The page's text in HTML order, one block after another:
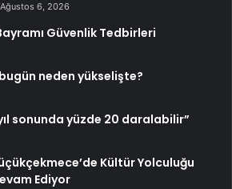
Ağustos 6, 2026
Güvenlik Tedbirleri
neden yükselişte?
sonunda yüzde 20 daralabilir”
Kültür Yolculuğu
Ediyor